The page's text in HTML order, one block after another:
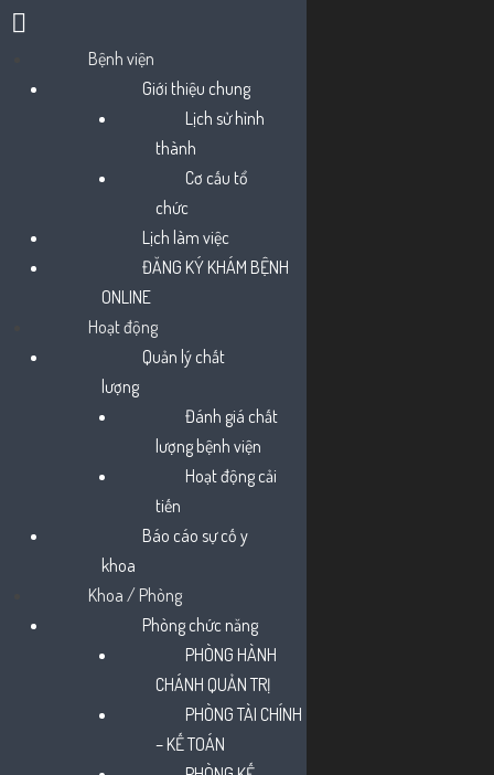
Đường dẫn Home
Thông tin từ bệnh viện
Bảo vệ trẻ trước bệnh
sởi
9 Tháng 9, 2024
Sởi là bệnh truyền nhiễm cấp tính do vi rút sởi
gây ra. Bệnh chủ yếu gặp ở trẻ em dưới 5 tuổi.
Bệnh nguy hiểm vì khả năng lây nhiễm cao, có
thể gây dịch.
Ba mẹ ơi! Ba mẹ đã tiêm đủ 2 mũi vắc xin sởi
cho bé nhà mình chưa?
Nếu bé chưa được tiêm phòng hoặc trễ lịch
tiêm theo hẹn, cần đến ngay các cơ sở y tế để
được tư vấn và tiêm phòng đầy đủ ba mẹ nhé!
Bệnh viện
Giới thiệu chung
Lịch sử hình
thành
Cơ cấu tổ
chức
Lịch làm việc
ĐĂNG KÝ KHÁM BỆNH
ONLINE
Hoạt động
Quản lý chất
lượng
Đánh giá chất
lượng bệnh viện
Hoạt động cải
tiến
Báo cáo sự cố y
khoa
Khoa / Phòng
Phòng chức năng
PHÒNG HÀNH
CHÁNH QUẢN TRỊ
PHÒNG TÀI CHÍNH
– KẾ TOÁN